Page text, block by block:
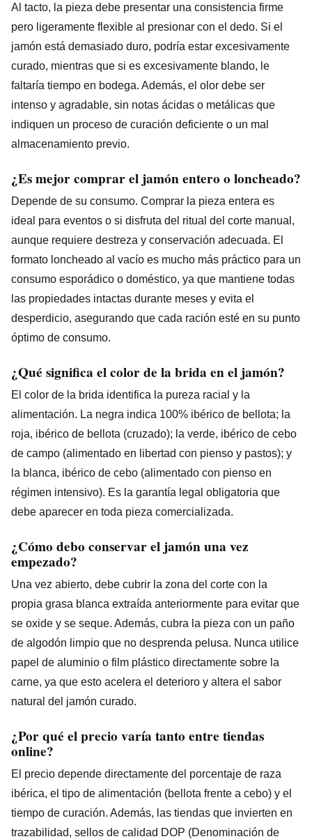
Al tacto, la pieza debe presentar una consistencia firme
pero ligeramente flexible al presionar con el dedo. Si el
jamón está demasiado duro, podría estar excesivamente
curado, mientras que si es excesivamente blando, le
faltaría tiempo en bodega. Además, el olor debe ser
intenso y agradable, sin notas ácidas o metálicas que
indiquen un proceso de curación deficiente o un mal
almacenamiento previo.
¿Es mejor comprar el jamón entero o loncheado?
Depende de su consumo. Comprar la pieza entera es
ideal para eventos o si disfruta del ritual del corte manual,
aunque requiere destreza y conservación adecuada. El
formato loncheado al vacío es mucho más práctico para un
consumo esporádico o doméstico, ya que mantiene todas
las propiedades intactas durante meses y evita el
desperdicio, asegurando que cada ración esté en su punto
óptimo de consumo.
¿Qué significa el color de la brida en el jamón?
El color de la brida identifica la pureza racial y la
alimentación. La negra indica 100% ibérico de bellota; la
roja, ibérico de bellota (cruzado); la verde, ibérico de cebo
de campo (alimentado en libertad con pienso y pastos); y
la blanca, ibérico de cebo (alimentado con pienso en
régimen intensivo). Es la garantía legal obligatoria que
debe aparecer en toda pieza comercializada.
¿Cómo debo conservar el jamón una vez
empezado?
Una vez abierto, debe cubrir la zona del corte con la
propia grasa blanca extraída anteriormente para evitar que
se oxide y se seque. Además, cubra la pieza con un paño
de algodón limpio que no desprenda pelusa. Nunca utilice
papel de aluminio o film plástico directamente sobre la
carne, ya que esto acelera el deterioro y altera el sabor
natural del jamón curado.
¿Por qué el precio varía tanto entre tiendas
online?
El precio depende directamente del porcentaje de raza
ibérica, el tipo de alimentación (bellota frente a cebo) y el
tiempo de curación. Además, las tiendas que invierten en
trazabilidad, sellos de calidad DOP (Denominación de